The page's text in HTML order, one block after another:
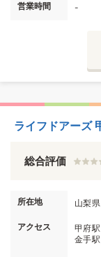
営業時間 -
ライフドアーズ
総合評価
所在地 山梨
アクセス
甲府
金手